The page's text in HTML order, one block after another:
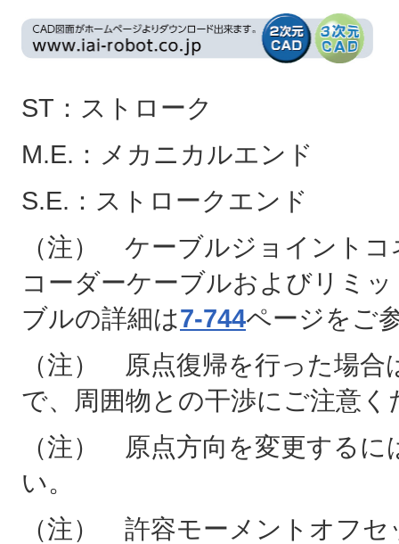
ST：ストローク
M.E.：メカニカルエンド
S.E.：ストロークエンド
（注） ケーブルジョイント
コーダーケーブルおよびリミ
ブルの詳細は7-744ページをご
（注） 原点復帰を行った場
で、周囲物との干渉にご注意く
（注） 原点方向を変更する
い。
（注） 許容モーメントオフ